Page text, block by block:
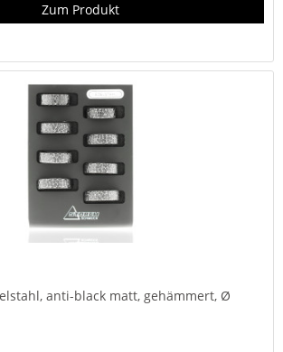
Zum Produkt
anti-black matt, gehämmert, Ø